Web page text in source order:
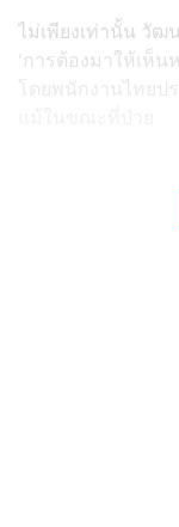
ไม่เพียงเท่านั้น วัฒ
‘การต้องมาให้เห็
โดยพนักงานไทยป
หรือกลัวถูกมองไ
ต่อประสิทธิภาพก